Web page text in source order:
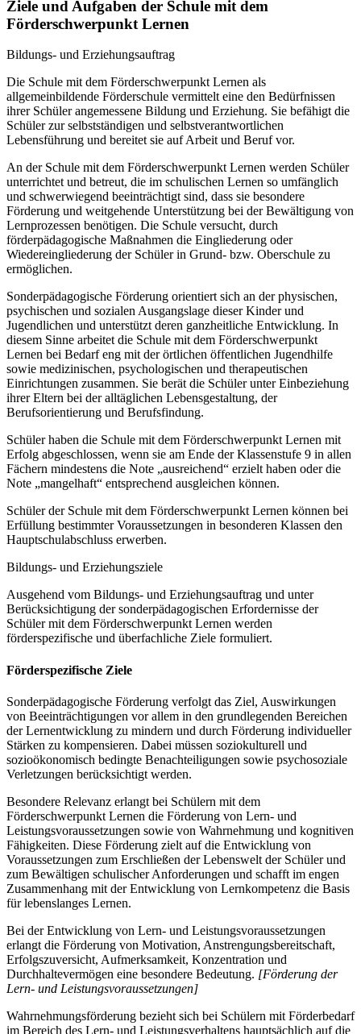
Ziele und Aufgaben der Schule mit dem
Förderschwerpunkt Lernen
Bildungs- und Erziehungsauftrag
Die Schule mit dem Förderschwerpunkt Lernen als
allgemeinbildende Förderschule vermittelt eine den Bedürfnissen
ihrer Schüler angemessene Bildung und Erziehung. Sie befähigt die
Schüler zur selbstständigen und selbstverantwortlichen
Lebensführung und bereitet sie auf Arbeit und Beruf vor.
An der Schule mit dem Förderschwerpunkt Lernen werden Schüler
unterrichtet und betreut, die im schulischen Lernen so umfänglich
und schwerwiegend beeinträchtigt sind, dass sie besondere
Förderung und weitgehende Unterstützung bei der Bewältigung von
Lernprozessen benötigen. Die Schule versucht, durch
förderpädagogische Maßnahmen die Eingliederung oder
Wiedereingliederung der Schüler in Grund- bzw. Oberschule zu
ermöglichen.
Sonderpädagogische Förderung orientiert sich an der physischen,
psychischen und sozialen Ausgangslage dieser Kinder und
Jugendlichen und unterstützt deren ganzheitliche Entwicklung. In
diesem Sinne arbeitet die Schule mit dem Förderschwerpunkt
Lernen bei Bedarf eng mit der örtlichen öffentlichen Jugendhilfe
sowie medizinischen, psychologischen und therapeutischen
Einrichtungen zusammen. Sie berät die Schüler unter Einbeziehung
ihrer Eltern bei der alltäglichen Lebensgestaltung, der
Berufsorientierung und Berufsfindung.
Schüler haben die Schule mit dem Förderschwerpunkt Lernen mit
Erfolg abgeschlossen, wenn sie am Ende der Klassenstufe 9 in allen
Fächern mindestens die Note „ausreichend“ erzielt haben oder die
Note „mangelhaft“ entsprechend ausgleichen können.
Schüler der Schule mit dem Förderschwerpunkt Lernen können bei
Erfüllung bestimmter Voraussetzungen in besonderen Klassen den
Hauptschulabschluss erwerben.
Bildungs- und Erziehungsziele
Ausgehend vom Bildungs- und Erziehungsauftrag und unter
Berücksichtigung der sonderpädagogischen Erfordernisse der
Schüler mit dem Förderschwerpunkt Lernen werden
förderspezifische und überfachliche Ziele formuliert.
Förderspezifische Ziele
Sonderpädagogische Förderung verfolgt das Ziel, Auswirkungen
von Beeinträchtigungen vor allem in den grundlegenden Bereichen
der Lernentwicklung zu mindern und durch Förderung individueller
Stärken zu kompensieren. Dabei müssen soziokulturell und
sozioökonomisch bedingte Benachteiligungen sowie psychosoziale
Verletzungen berücksichtigt werden.
Besondere Relevanz erlangt bei Schülern mit dem
Förderschwerpunkt Lernen die Förderung von Lern- und
Leistungsvoraussetzungen sowie von Wahrnehmung und kognitiven
Fähigkeiten. Diese Förderung zielt auf die Entwicklung von
Voraussetzungen zum Erschließen der Lebenswelt der Schüler und
zum Bewältigen schulischer Anforderungen und schafft im engen
Zusammenhang mit der Entwicklung von Lernkompetenz die Basis
für lebenslanges Lernen.
Bei der Entwicklung von Lern- und Leistungsvoraussetzungen
erlangt die Förderung von Motivation, Anstrengungsbereitschaft,
Erfolgszuversicht, Aufmerksamkeit, Konzentration und
Durchhaltevermögen eine besondere Bedeutung. [Förderung der
Lern- und Leistungsvoraussetzungen]
Wahrnehmungsförderung bezieht sich bei Schülern mit Förderbedarf
im Bereich des Lern- und Leistungsverhaltens hauptsächlich auf die